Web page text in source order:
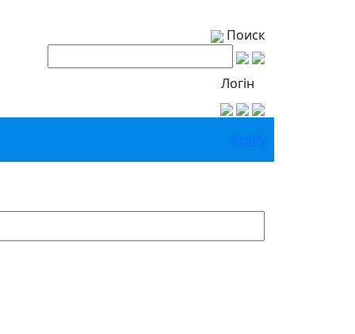
Поиск
Логін
УкрРу